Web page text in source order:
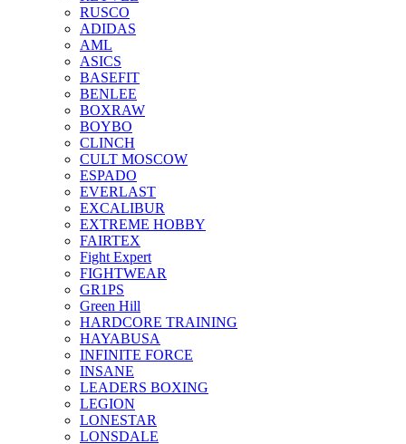
RUSCO
ADIDAS
AML
ASICS
BASEFIT
BENLEE
BOXRAW
BOYBO
CLINCH
CULT MOSCOW
ESPADO
EVERLAST
EXCALIBUR
EXTREME HOBBY
FAIRTEX
Fight Expert
FIGHTWEAR
GR1PS
Green Hill
HARDCORE TRAINING
HAYABUSA
INFINITE FORCE
INSANE
LEADERS BOXING
LEGION
LONESTAR
LONSDALE